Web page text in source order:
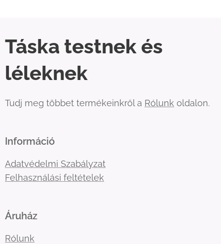
Táska testnek és
léleknek
Tudj meg többet termékeinkről a Rólunk oldalon.
Információ
Adatvédelmi Szabályzat
Felhasználási feltételek
Áruház
Rólunk